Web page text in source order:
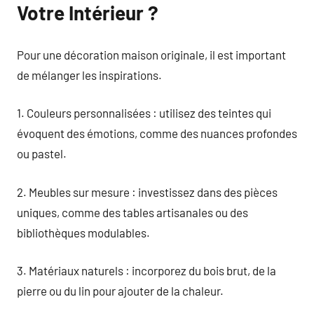
Votre Intérieur ?
Pour une décoration maison originale, il est important
de mélanger les inspirations.
1. Couleurs personnalisées : utilisez des teintes qui
évoquent des émotions, comme des nuances profondes
ou pastel.
2. Meubles sur mesure : investissez dans des pièces
uniques, comme des tables artisanales ou des
bibliothèques modulables.
3. Matériaux naturels : incorporez du bois brut, de la
pierre ou du lin pour ajouter de la chaleur.